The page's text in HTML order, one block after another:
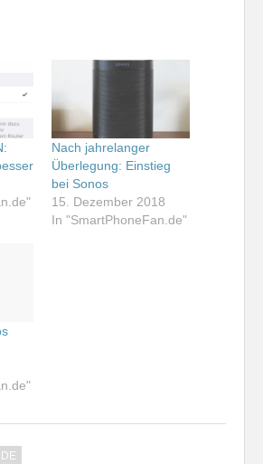
Nach jahrelanger
Überlegung: Einstieg
bei Sonos
15. Dezember 2018
In "SmartPhoneFan.de"